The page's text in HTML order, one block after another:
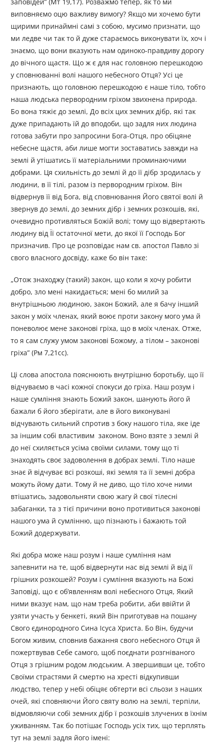
виповняємо оцю важливу вимогу? Якщо ми хочемо бути
щирими принаймні самі з собою, мусимо признати, що
ми ледве чи так то й дуже стараємось виконувати їх, хоч і
знаємо, що вони вказують нам одиноко-правдиву дорогу
до вічного щастя. Що ж є для нас головною перешкодою
у сповнюванні волі нашого небесного Отця? Усі це
признають, що головною перешкодою є наше тіло, тобто
наша людська первородним гріхом звихнена природа.
Бо вона тяжіє до землі, До всіх цих земних дібр, які так
дуже припадають їй до вподоби, що задля них людина
готова забути про запросини Бога-Отця, про обіцяне
небесне щастя, аби лише могти зоставатись завжди на
землі й утішатись її матеріальними проминаючими
добрами. Ця схильність до землі й до її дібр зродилась у
людини, в її тілі, разом із первородним гріхом. Він
відвернув її від Бога, від сповнювання Його святої волі й
звернув до землі, до земних дібр і земних розкошів, які,
очевидно противляться Божій волі; тому що відвертають
людину від Її остаточної мети, до якої її Господь Бог
призначив. Про це розповідає нам св. апостол Павло зі
свого власного досвіду, каже бо він таке:
„Отож знаходжу (такий) закон, що коли я хочу робити
добро, зло мені накидається; мені бо милий за
внутрішньою людиною, закон Божий, але я бачу інший
закон у моїх членах, який воює проти закону мого ума й
поневолює мене законові гріха, що в моїх членах. Отже,
то я сам служу умом законові Божому, а тілом – законові
гріха” (Рм 7,21сс).
Ці слова апостола пояснюють внутрішню боротьбу, що її
відчуваємо в часі кожної спокуси до гріха. Наш розум і
наше сумління знають Божий закон, шанують його й
бажали б його зберігати, але в його виконувані
відчувають сильний спротив з боку нашого тіла, яке іде
за іншим собі властивим законом. Воно взяте з землі й
до неї схиляється усіма своїми силами, тому що ті
знаходять своє задоволення в добрах землі. Тіло наше
знає й відчуває всі розкоші, які земля та її земні добра
можуть йому дати. Тому й не диво, що тіло хоче ними
втішатись, задовольняти свою жагу й свої тілесні
забаганки, та з тієї причини воно противиться законові
нашого ума й сумлінню, що пізнають і бажають той
Божий додержувати.
Які добра може наш розум і наше сумління нам
запевнити на те, щоб відвернути нас від землі й від її
грішних розкошей? Розум і сумління вказують на Божі
Заповіді, що є об’явленням волі небесного Отця, Який
ними вказує нам, що нам треба робити, аби ввійти й
узяти участь у бенкеті, який Він приготував на пошану
Свого єдинородного Сина Ісуса Христа. Бо Він, будучи
Богом живим, сповнив бажання свого небесного Отця й
пожертвував Себе самого, щоб поєднати розгніваного
Отця з грішним родом людським. А звершивши це, тобто
Своїми страстями й смертю на хресті відкупивши
людство, тепер у небі обіцяє обтерти всі сльози з наших
очей, які сповняючи Його святу волю на землі, терпіли,
відмовляючи собі земних дібр ї розкошів злучених в їхнім
уживанням. Так бо потішає Господь усіх тих, що терплять
тут на землі задля його імені: